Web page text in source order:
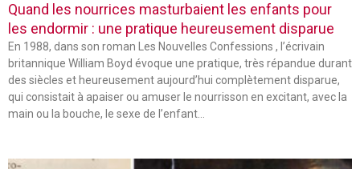
Quand les nourrices masturbaient les enfants pour
les endormir : une pratique heureusement disparue
En 1988, dans son roman Les Nouvelles Confessions , l’écrivain
britannique William Boyd évoque une pratique, très répandue durant
des siècles et heureusement aujourd’hui complètement disparue,
qui consistait à apaiser ou amuser le nourrisson en excitant, avec la
main ou la bouche, le sexe de l’enfant…